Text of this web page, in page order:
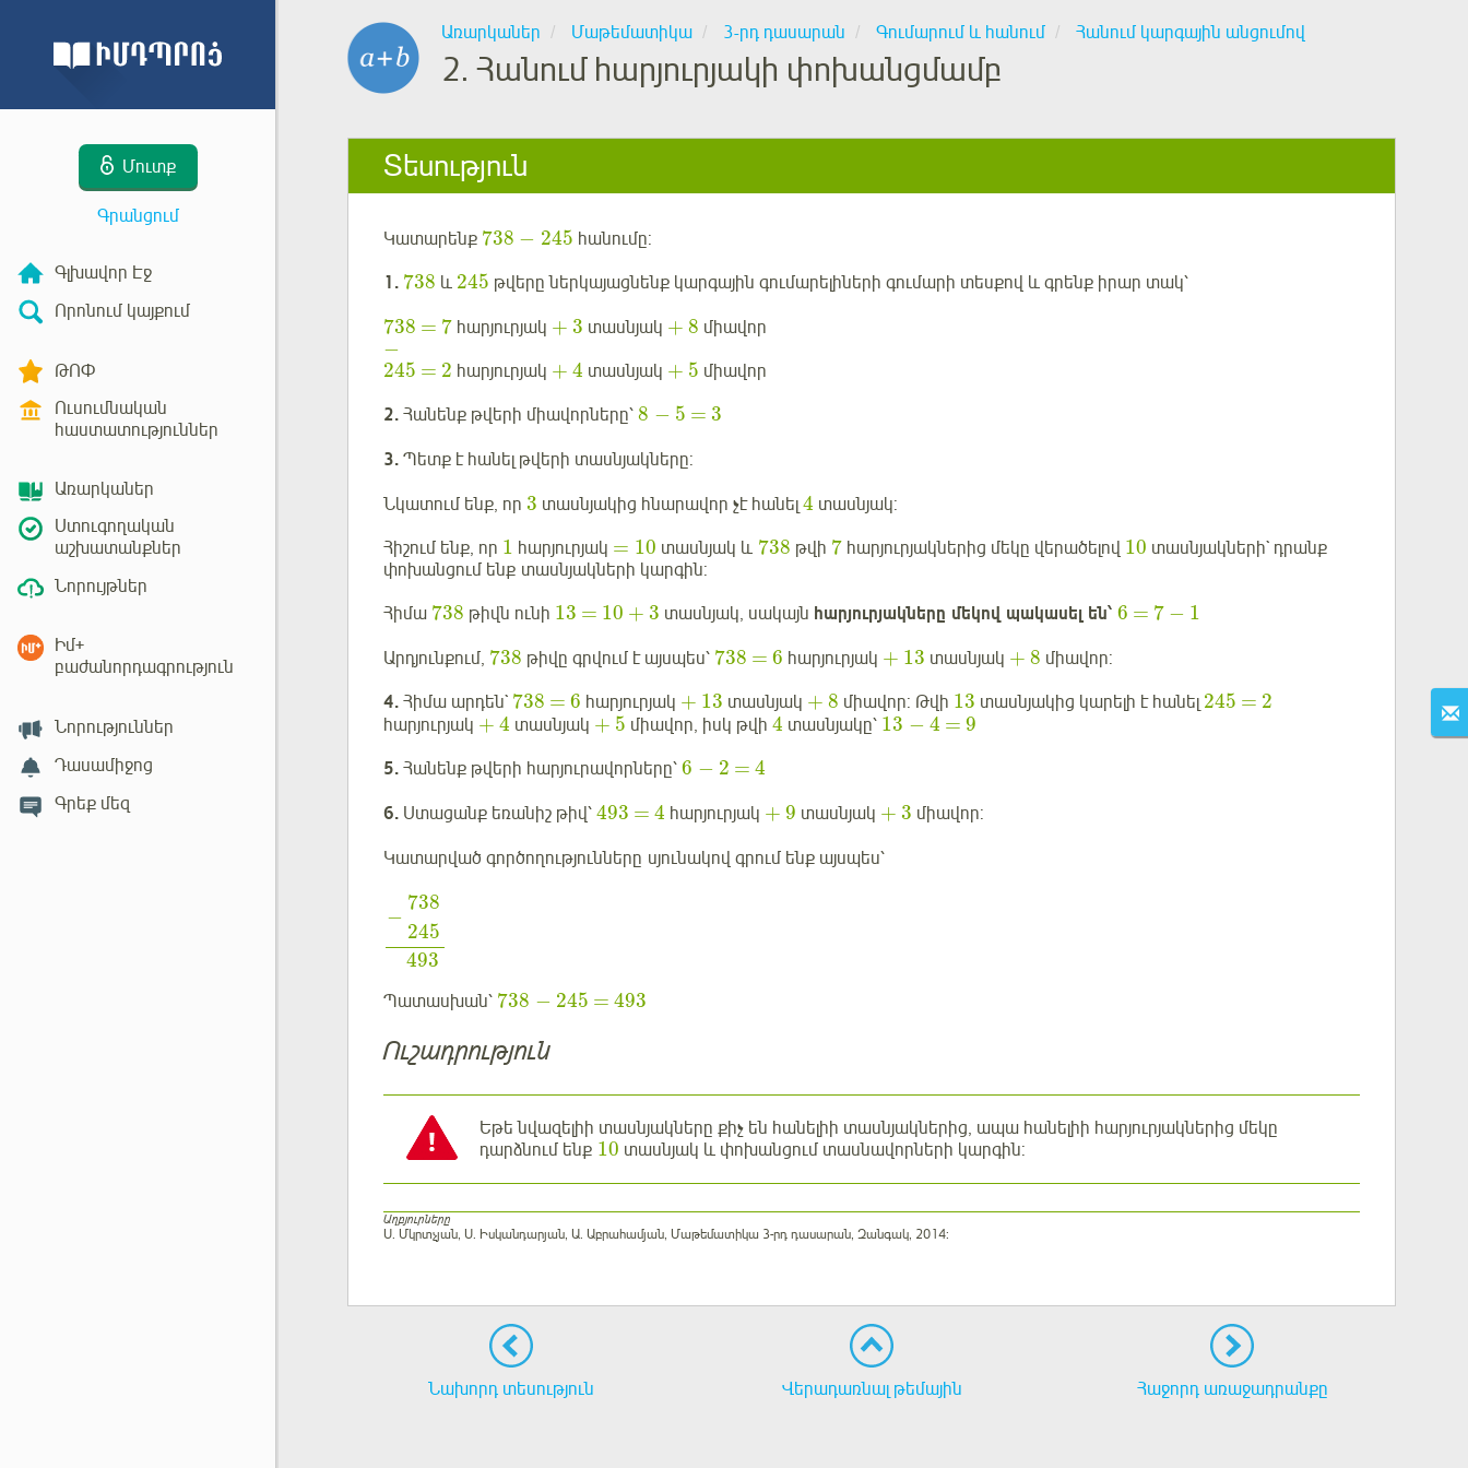
Մուտք
Գրանցում
Գլխավոր Էջ
Որոնում կայքում
ԹՈՓ
Ուսումնական
հաստատություններ
Առարկաներ
Ստուգողական
աշխատանքներ
Նորույթներ
Իմ+
բաժանորդագրություն
Նորություններ
Դասամիջոց
Գրեք մեզ
Առարկաներ Մաթեմատիկա 3-րդ դասարան Գումարում և հանում Հանում կարգային անցումով
2. Հանում հարյուրյակի փոխանցմամբ
Տեսություն
Կատարենք 738 − 245 հանումը:
1. 738 և 245 թվերը ներկայացնենք կարգային գումարելիների գումարի տեսքով և գրենք իրար տակ՝
738 = 7 հարյուրյակ + 3 տասնյակ + 8 միավոր
−
245 = 2 հարյուրյակ + 4 տասնյակ + 5 միավոր
2. Հանենք թվերի միավորները՝ 8 − 5 = 3
3. Պետք է հանել թվերի տասնյակները:
Նկատում ենք, որ 3 տասնյակից հնարավոր չէ հանել4 տասնյակ:
Հիշում ենք, որ 1 հարյուրյակ = 10 տասնյակ և 738 թվի 7 հարյուրյակներից մեկը վերածելով 10 տասնյակների` դրանք
փոխանցում ենք տասնյակների կարգին:
Հիմա 738 թիվն ունի 13 = 10 + 3 տասնյակ, սակայն հարյուրյակները մեկով պակասել են՝ 6 = 7 − 1
Արդյունքում, 738 թիվը գրվում է այսպես՝ 738 = 6 հարյուրյակ + 13 տասնյակ + 8 միավոր:
4. Հիմա արդեն` 738 = 6 հարյուրյակ + 13 տասնյակ + 8 միավոր: Թվի 13 տասնյակից կարելի է հանել 245 = 2
հարյուրյակ + 4 տասնյակ + 5 միավոր, իսկ թվի4 տասնյակը՝ 13 − 4 = 9
5. Հանենք թվերի հարյուրավորները՝ 6 − 2 = 4
6. Ստացանք եռանիշ թիվ՝ 493 = 4 հարյուրյակ + 9 տասնյակ + 3 միավոր:
Կատարված գործողությունները սյունակով գրում ենք այսպես՝
−
738
245
493
Պատասխան՝ 738 − 245 = 493
Ուշադրություն
Եթե նվազելիի տասնյակները քիչ են հանելիի տասնյակներից, ապա հանելիի հարյուրյակներից մեկը
դարձնում ենք 10 տասնյակ և փոխանցում տասնավորների կարգին:
Աղբյուրները
Ս. Մկրտչյան, Ս. Իսկանդարյան, Ա. Աբրահամյան, Մաթեմատիկա 3-րդ դասարան, Զանգակ, 2014:
Նախորդ տեսություն Վերադառնալ թեմային Հաջորդ առաջադրանքը